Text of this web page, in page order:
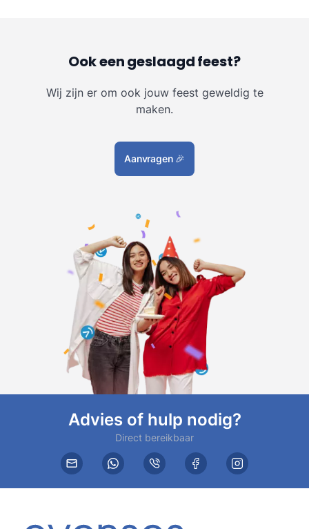
Ook een geslaagd feest?
Wij zijn er om ook jouw feest geweldig te
maken.
Aanvragen 🎉
Advies of hulp nodig?
Direct bereikbaar